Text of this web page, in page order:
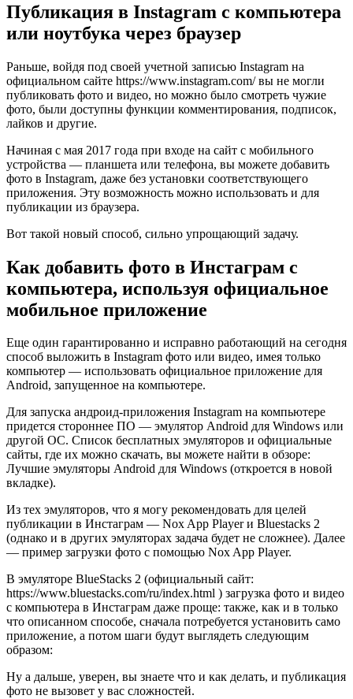
Публикация в Instagram с компьютера
или ноутбука через браузер
Раньше, войдя под своей учетной записью Instagram на
официальном сайте https://www.instagram.com/ вы не могли
публиковать фото и видео, но можно было смотреть чужие
фото, были доступны функции комментирования, подписок,
лайков и другие.
Начиная с мая 2017 года при входе на сайт с мобильного
устройства — планшета или телефона, вы можете добавить
фото в Instagram, даже без установки соответствующего
приложения. Эту возможность можно использовать и для
публикации из браузера.
Вот такой новый способ, сильно упрощающий задачу.
Как добавить фото в Инстаграм с
компьютера, используя официальное
мобильное приложение
Еще один гарантированно и исправно работающий на сегодня
способ выложить в Instagram фото или видео, имея только
компьютер — использовать официальное приложение для
Android, запущенное на компьютере.
Для запуска андроид-приложения Instagram на компьютере
придется стороннее ПО — эмулятор Android для Windows или
другой ОС. Список бесплатных эмуляторов и официальные
сайты, где их можно скачать, вы можете найти в обзоре:
Лучшие эмуляторы Android для Windows (откроется в новой
вкладке).
Из тех эмуляторов, что я могу рекомендовать для целей
публикации в Инстаграм — Nox App Player и Bluestacks 2
(однако и в других эмуляторах задача будет не сложнее). Далее
— пример загрузки фото с помощью Nox App Player.
В эмуляторе BlueStacks 2 (официальный сайт:
https://www.bluestacks.com/ru/index.html ) загрузка фото и видео
с компьютера в Инстаграм даже проще: также, как и в только
что описанном способе, сначала потребуется установить само
приложение, а потом шаги будут выглядеть следующим
образом:
Ну а дальше, уверен, вы знаете что и как делать, и публикация
фото не вызовет у вас сложностей.